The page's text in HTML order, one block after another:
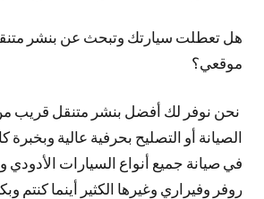
هل تعطلت سيارتك وتبحث عن بنشر
موقعي؟
نحن نوفر لك أفضل بنشر متنقل قريب
الصيانة أو التصليح بحرفية عالية وبخبرة
في صيانة جميع أنواع السيارات الأدودي
روفر وفيراري وغيرها الكثير أينما كنتم